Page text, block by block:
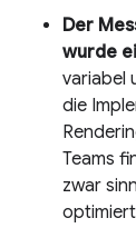
Der
wurde
variabel
die
Teams
zwar